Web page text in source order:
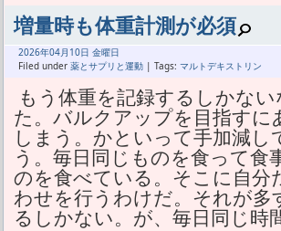
増量時も体重計測が必須
2026年04月 10日 金曜日
Filed under 薬とサプリと運動 | Tags: マルトデキストリン
もう体重を記録するしかな
た。バルクアップを目指す
しまう。かといって手加減
う。毎日同じものを食って
のを食べている。そこに自
わせを行うわけだ。それが
るしかない。が、毎日同じ時